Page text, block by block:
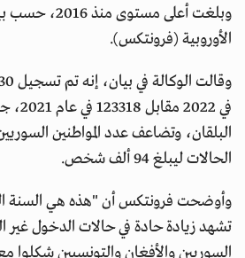
وبلغت أعلى
الأوروبية (فرونتكس).
البلقان، وتضاعف عدد المواطنين
الحالات ليبلغ 94 ألف شخص.
وأوضحت فرونتكس أن "هذه هي السنة
تشهد زيادة حادة في حالات الدخول